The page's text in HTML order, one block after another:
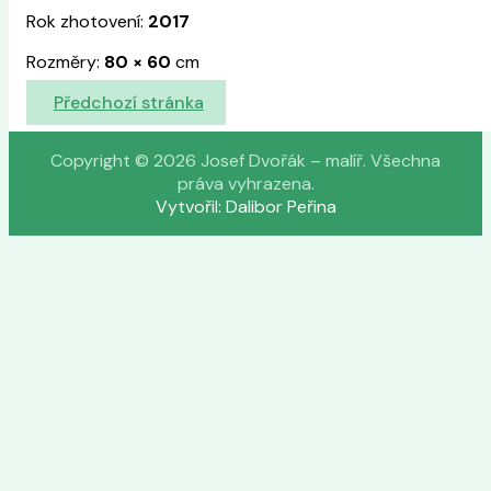
Rok zhotovení: 2017
Rozměry: 80 × 60 cm
Předchozí stránka
Copyright © 2026 Josef Dvořák – malíř. Všechna
práva vyhrazena.
Vytvořil: Dalibor Peřina